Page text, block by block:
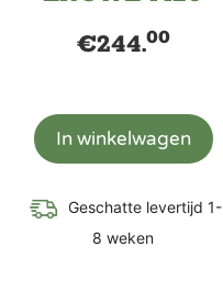
€244.00
In winkelwagen
Geschatte levertijd 1-
8 weken